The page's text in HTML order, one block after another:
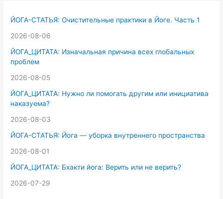
к
ЙОГА-СТАТЬЯ: Очистительные практики в Йоге. Часть 1
2026-08-06
ЙОГА_ЦИТАТА: Изначальная причина всех глобальных
проблем
2026-08-05
ЙОГА_ЦИТАТА: Нужно ли помогать другим или инициатива
наказуема?
2026-08-03
ЙОГА-СТАТЬЯ: Йога — уборка внутреннего пространства
2026-08-01
ЙОГА_ЦИТАТА: Бхакти йога: Верить или не верить?
2026-07-29